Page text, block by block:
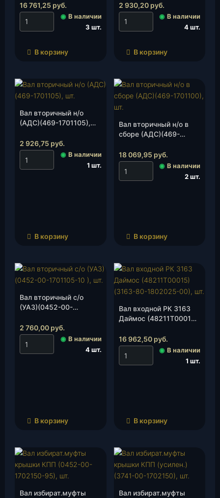
16 761,25 руб.
◉ В наличии
3 шт.
В корзину
2 930,20 руб.
◉ В наличии
4 шт.
В корзину
Вал вторичный н/о
(АДС)(469-1701105),
2 926,75 руб.
◉ В наличии
1 шт.
В корзину
Вал вторичный н/о в
сборе (АДС)(469-
18 069,95 руб.
◉ В наличии
2 шт.
В корзину
Вал вторичный с/о
(УАЗ)(0452-00-
2 760,00 руб.
◉ В наличии
4 шт.
В корзину
Вал входной РК 3163
Даймос (48211Т00015)
шт.
16 962,50 руб.
◉ В наличии
1 шт.
В корзину
Вал избират.муфты
Вал избират.муфты